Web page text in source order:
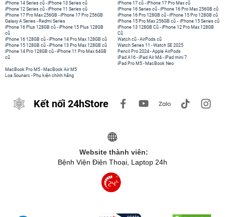
iPhone 14 Series cũ -iPhone 13 Series cũ
iPhone 12 Series cũ -iPhone 11 Series cũ
iPhone 17 Pro Max 256GB -iPhone 17 Pro 256GB
Galaxy A Series - Redmi Series
iPhone 17 cũ -iPhone 17 Pro Max cũ
iPhone 16 Series cũ - iPhone 16 Pro Max 256GB cũ
iPhone 16 Pro 128GB cũ -iPhone 15 Pro 128GB cũ
iPhone 15 Pro Max 256GB cũ - iPhone 15 Series cũ
iPhone 16 Plus 128GB cũ -iPhone 15 Plus 128GB
cũ
iPhone 16 128GB cũ -iPhone 14 Pro Max 128GB cũ
iPhone 15 128GB cũ -iPhone 13 Pro Max 128GB cũ
iPhone 14 Pro 128GB cũ -iPhone 11 Pro Max 64GB
cũ
iPhone 13 128GB Cũ -iPhone 12 Pro Max 128GB
Cũ
Watch cũ -AirPods cũ
Watch Series 11 -Watch SE 2025
Pencil Pro 2024 -Apple AirPods
iPad A16 -iPad Air M4 -iPad mini 7
iPad Pro M5 - MacBook Neo
MacBook Pro M5 - MacBook Air M5
Loa Sounarc - Phụ kiện chính hãng
Kết nối 24hStore
Website thành viên:
Bệnh Viện Điện Thoại, Laptop 24h